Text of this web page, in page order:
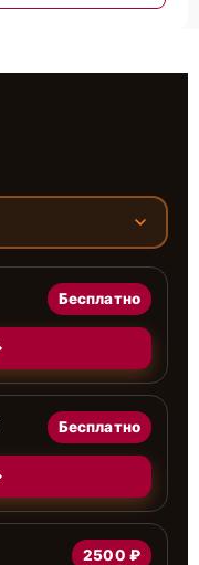
Бесплатно
Бесплатно
2500 ₽